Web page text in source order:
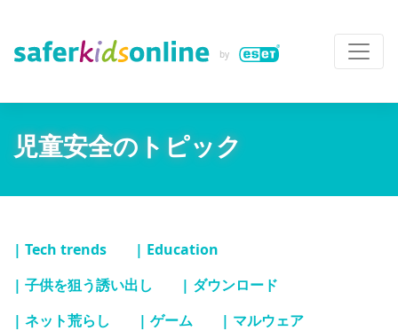
児童安全のトピック
| Tech trends
| Education
| 子供を狙う誘い出し
| ダウンロード
| ネット荒らし
| ゲーム
| マルウェア